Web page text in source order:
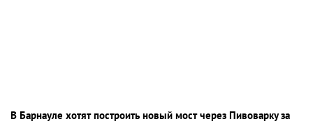
В Барнауле хотят построить новый мост через Пивоварку за